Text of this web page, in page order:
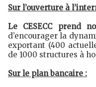
Sur l’ouverture à
Le CESECC prend
d’encourager la
exportant (400
de 1000 structures à
Sur le plan bancaire :